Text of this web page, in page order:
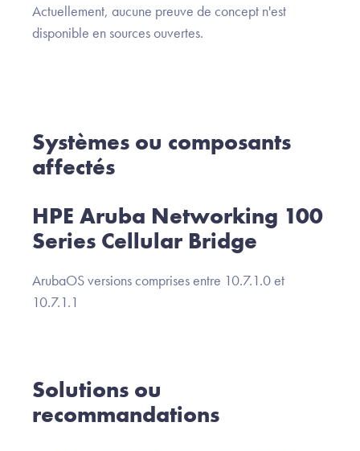
Actuellement, aucune preuve de concept n'est
disponible en sources ouvertes.
Systèmes ou composants
affectés
HPE Aruba Networking 100
Series Cellular Bridge
ArubaOS versions comprises entre 10.7.1.0 et
10.7.1.1
Solutions ou
recommandations